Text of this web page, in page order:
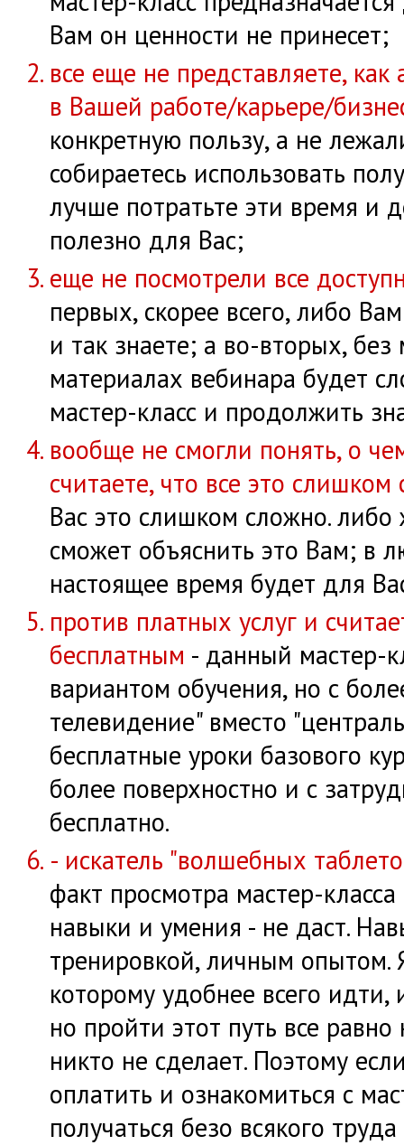
Вам он ценности не принесет;
все еще не представляете,
в Вашей работе/карьере/
конкретную пользу, а не
собираетесь использовать
лучше потратьте эти время и
полезно для Вас;
еще не посмотрели все
первых, скорее всего, либо
и так знаете; а во-вторых,
материалах вебинара будет
мастер-класс и продолжить
вообще не смогли понять, о
считаете, что все это
Вас это слишком сложно. либо
сможет объяснить это Вам; в
настоящее время будет для
против платных услуг и
бесплатным - данный мастер-
вариантом обучения, но с
телевидение" вместо
бесплатные уроки базового
более поверхностно и с
бесплатно.
- искатель "волшебных
факт просмотра мастер-
навыки и умения - не даст.
тренировкой, личным опытом.
которому удобнее всего
но пройти этот путь все
никто не сделает. Поэтому
оплатить и ознакомиться с
получаться безо всякого